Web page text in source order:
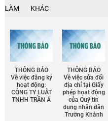
LÀM KHÁC
THÔNG BÁO
Về việc đăng ký
hoạt động:
CÔNG TY LUẬT
TNHH TRẦN Á
THÔNG BÁO
Về việc sửa đổi
địa chỉ tại Giấy
phép họat động
của Quỹ tín
dụng nhân dân
Trường Khánh